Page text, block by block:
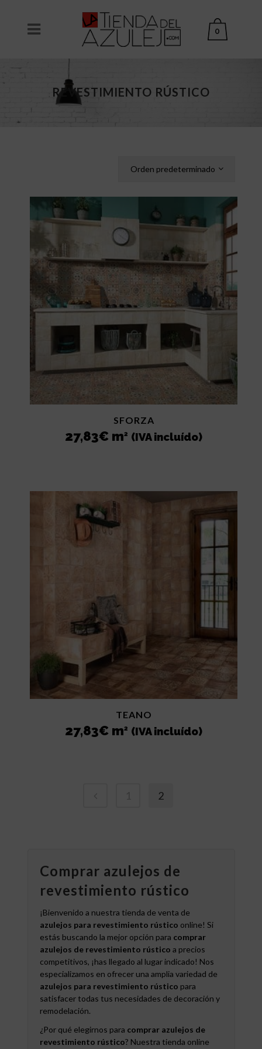
0
REVESTIMIENTO RÚSTICO
Orden predeterminado
SFORZA
27,83€ m2 (IVA incluído)
TEANO
27,83€ m2 (IVA incluído)
2
Comprar azulejos de
revestimiento rústico
¡Bienvenido a nuestra tienda de venta de
azulejos para revestimiento rústico online! Si
estás buscando la mejor opción para comprar
azulejos de revestimiento rústico a precios
competitivos, ¡has llegado al lugar indicado! Nos
especializamos en ofrecer una amplia variedad de
azulejos para revestimiento rústico para
satisfacer todas tus necesidades de decoración y
remodelación.
¿Por qué elegirnos para comprar azulejos de
revestimiento rústico? Nuestra tienda online